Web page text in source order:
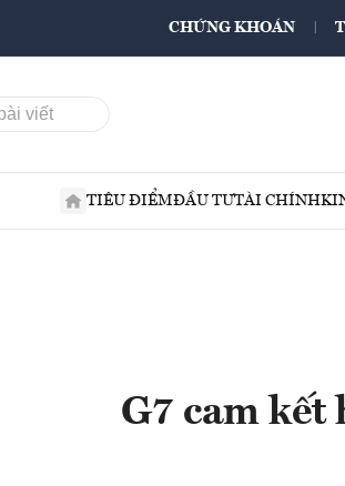
CHỨNG KHOÁN
TIÊU ĐIỂMĐẦU TƯTÀI CHÍNH
G7 cam